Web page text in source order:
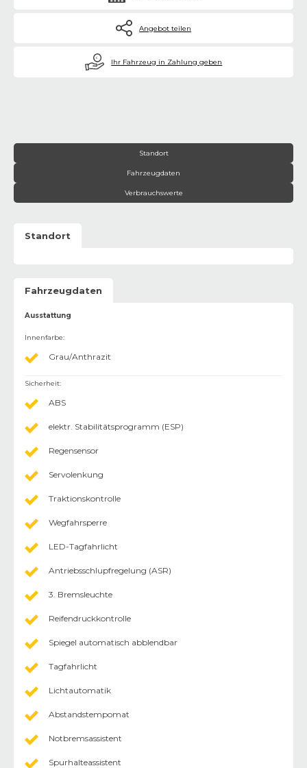
Angebot teilen
€ Ihr Fahrzeug in Zahlung geben
Standort
Fahrzeugdaten
Verbrauchswerte
Standort
Fahrzeugdaten
Ausstattung
Innenfarbe:
Grau/Anthrazit
Sicherheit:
ABS
elektr. Stabilitätsprogramm (ESP)
Regensensor
Servolenkung
Traktionskontrolle
Wegfahrsperre
LED-Tagfahrlicht
Antriebsschlupfregelung (ASR)
3. Bremsleuchte
Reifendruckkontrolle
Spiegel automatisch abblendbar
Tagfahrlicht
Lichtautomatik
Abstandstempomat
Notbremsassistent
Spurhalteassistent